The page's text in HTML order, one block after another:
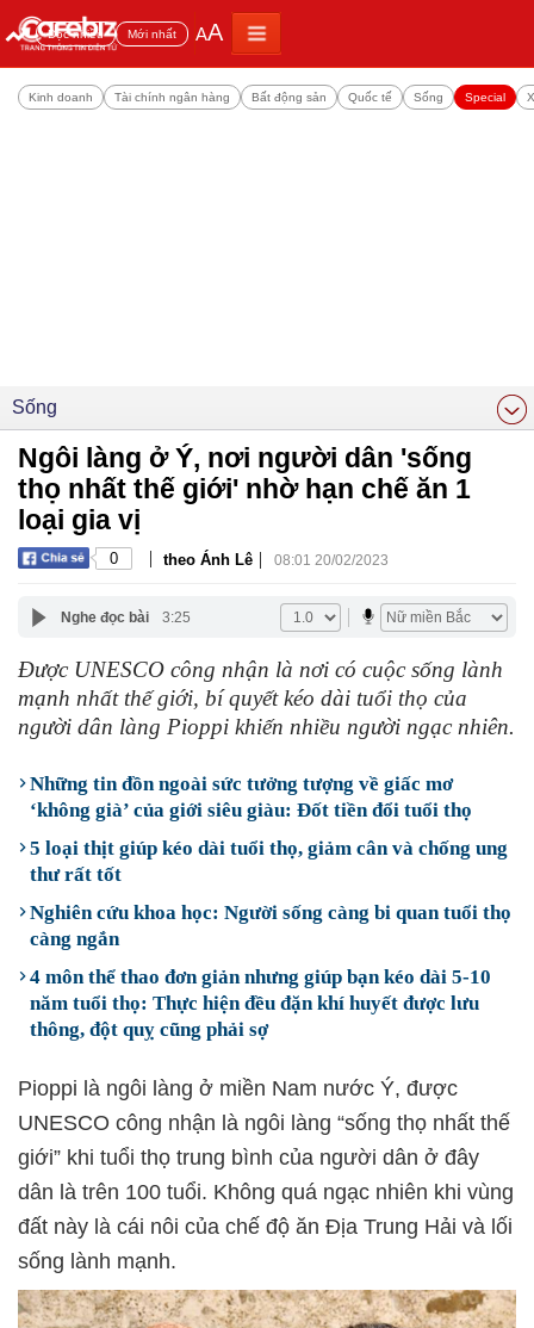
Đọc nhiều Mới nhất AA
Kinh doanh Tài chính ngân hàng Bất động sản Quốc tế Sống Special
Sống
Ngôi làng ở Ý, nơi người dân 'sống
thọ nhất thế giới' nhờ hạn chế ăn 1
loại gia vị
0 | theo Ánh Lê | 08:01 20/02/2023
Nghe đọc bài 3:25
Được UNESCO công nhận là nơi có cuộc sống lành
mạnh nhất thế giới, bí quyết kéo dài tuổi thọ của
người dân làng Pioppi khiến nhiều người ngạc nhiên.
Những tin đồn ngoài sức tưởng tượng về giấc mơ
‘không già’ của giới siêu giàu: Đốt tiền đổi tuổi thọ
5 loại thịt giúp kéo dài tuổi thọ, giảm cân và chống ung
thư rất tốt
Nghiên cứu khoa học: Người sống càng bi quan tuổi thọ
càng ngắn
4 môn thể thao đơn giản nhưng giúp bạn kéo dài 5-10
năm tuổi thọ: Thực hiện đều đặn khí huyết được lưu
thông, đột quỵ cũng phải sợ
Pioppi là ngôi làng ở miền Nam nước Ý, được
UNESCO công nhận là ngôi làng “sống thọ nhất thế
giới” khi tuổi thọ trung bình của người dân ở đây
dân là trên 100 tuổi. Không quá ngạc nhiên khi vùng
đất này là cái nôi của chế độ ăn Địa Trung Hải và lối
sống lành mạnh.